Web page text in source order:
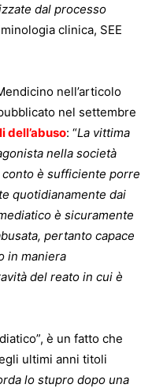
dal processo
clinica, SEE
nell’articolo
nel settembre
dell’abuso: “La vittima
nella società
è sufficiente porre
quotidianamente dai
è sicuramente
pertanto capace
in maniera
del reato in cui è
è un fatto che
ultimi anni titoli
lo stupro dopo una